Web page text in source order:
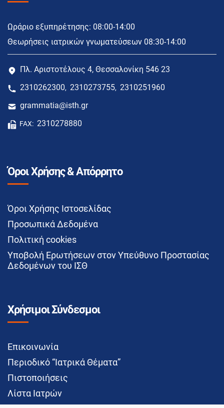
Ωράριο εξυπηρέτησης: 08:00-14:00
Θεωρήσεις ιατρικών γνωματεύσεων 08:30-14:00
Πλ. Αριστοτέλους 4, Θεσσαλονίκη 546 23
2310262300, 2310273755, 2310251960
grammatia@isth.gr
FAX: 2310278880
Όροι Χρήσης & Απόρρητο
Όροι Χρήσης Ιστοσελίδας
Προσωπικά Δεδομένα
Πολιτική cookies
Υποβολή Ερωτήσεων στον Υπεύθυνο Προστασίας
Δεδομένων του ΙΣΘ
Χρήσιμοι Σύνδεσμοι
Επικοινωνία
Περιοδικό “Ιατρικά Θέματα”
Πιστοποιήσεις
Λίστα Ιατρών